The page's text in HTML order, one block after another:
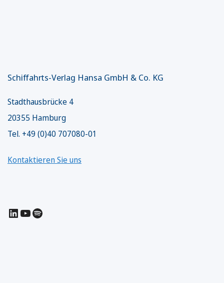
Schiffahrts-Verlag Hansa GmbH & Co. KG
Stadthausbrücke 4
20355 Hamburg
Tel. +49 (0)40 707080-01
Kontaktieren Sie uns
LinkedIn
YouTube
Spotify